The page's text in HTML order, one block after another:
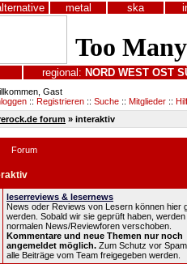
metal ska
regional: NORD WEST OST
Gast
:: Registrieren :: Suche :: Mitglieder ::
forum » interaktiv
Forum
leserreviews & lesernews
News oder Reviews von Lesern können hier
werden. Sobald wir sie geprüft haben, werden
normalen News/Reviewforen verschoben.
Kommentare und neue Themen nur noch
angemeldet möglich. Zum Schutz vor
alle Beiträge vom Team freigegeben werden.